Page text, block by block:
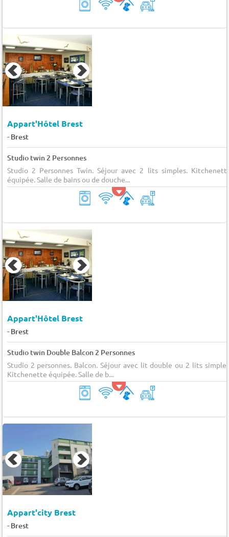
Appart'Hôtel Brest
- Brest
Studio twin 2 Personnes
Studio 2 Personnes Twin. Séjour avec 2 lits simples.
équipée. Salle de bains ou de douche...
Appart'Hôtel Brest
- Brest
Studio twin Double Balcon 2 Personnes
Studio 2 personnes. Balcon. Séjour avec lit double ou 2 lits
Kitchenette équipée. Salle de b...
Appart'city Brest
- Brest